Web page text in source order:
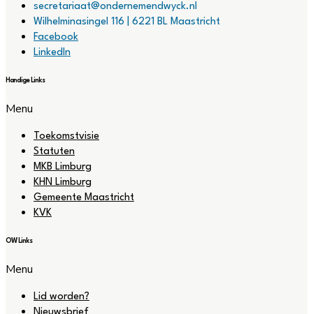
secretariaat@ondernemendwyck.nl
Wilhelminasingel 116 | 6221 BL Maastricht
Facebook
LinkedIn
Handige Links
Menu
Toekomstvisie
Statuten
MKB Limburg
KHN Limburg
Gemeente Maastricht
KVK
OW Links
Menu
Lid worden?